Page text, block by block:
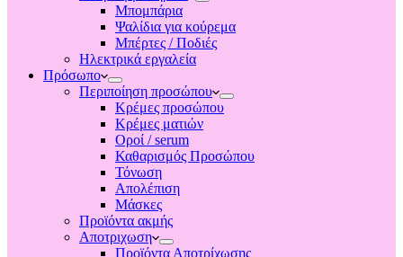
Μπομπάρια
Ψαλίδια για κούρεμα
Μπέρτες / Ποδιές
Ηλεκτρικά εργαλεία
Πρόσωπο
Περιποίηση προσώπου
Κρέμες προσώπου
Κρέμες ματιών
Οροί / serum
Καθαρισμός Προσώπου
Τόνωση
Απολέπιση
Μάσκες
Προϊόντα ακμής
Αποτριχωση
Προϊόντα Αποτρίχωσης